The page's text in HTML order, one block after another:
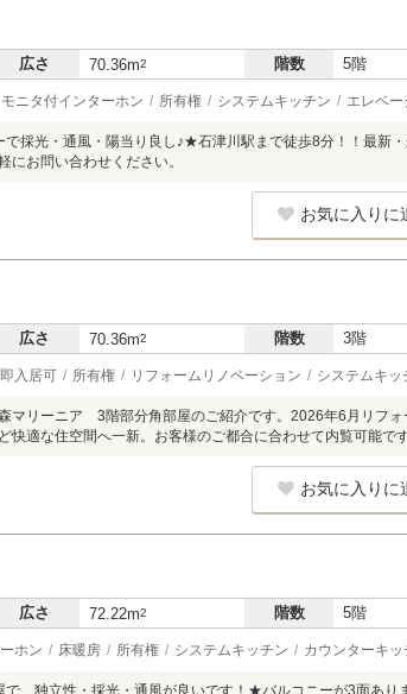
広さ 70.36m2 階数 5階
モニタ付インターホン 所有権 システムキッチン エレベー
採光・通風・陽当り良し♪★石津川駅まで徒歩8分！！最新
にお問い合わせください。
お気に入りに
広さ 70.36m2 階数 3階
即入居可 所有権 リフォームリノベーション システムキッ
マリーニア 3階部分角部屋のご紹介です。2026年6月リフ
快適な住空間へ一新。お客様のご都合に合わせて内覧可能です
お気に入りに
広さ 72.22m2 階数 5階
ホン 床暖房 所有権 システムキッチン カウンターキッ
、独立性・採光・通風が良いです！★バルコニーが3面あ